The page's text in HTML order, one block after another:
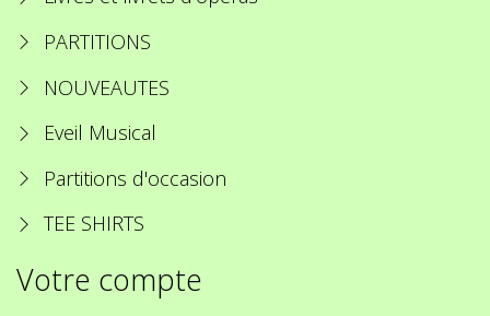
PARTITIONS
NOUVEAUTES
Eveil Musical
Partitions d'occasion
TEE SHIRTS
Votre compte